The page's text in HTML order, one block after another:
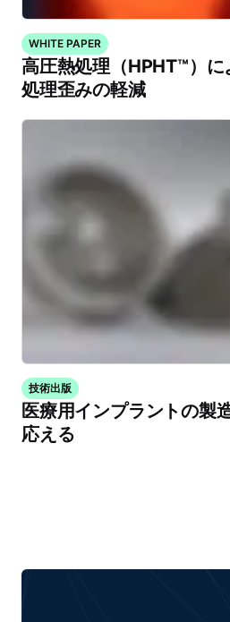
WHITE PAPER
高圧熱処理（HPHT™）に
処理歪みの軽減
技術出版
医療用インプラントの製
応える